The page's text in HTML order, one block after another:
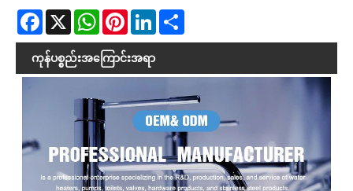
Facebook
X WhatsAppPinterestLinkedIn
ကုန်ပစ္စည်းအကြောင်းအရာ